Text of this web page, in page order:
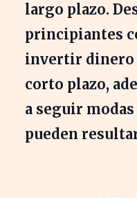
largo plazo.
principiantes
invertir dinero
corto plazo,
a seguir
pueden